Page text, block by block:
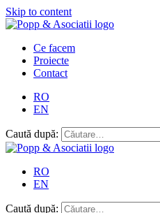
Skip to content
Ce facem
Proiecte
Contact
RO
EN
Caută după:
RO
EN
Caută după: